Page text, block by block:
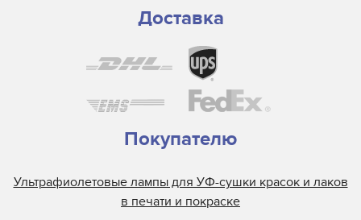
Доставка
Покупателю
Ультрафиолетовые лампы для УФ-сушки красок и лаков
в печати и покраске